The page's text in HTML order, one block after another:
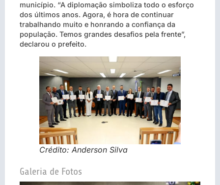
município. “A diplomação simboliza todo o esforço
dos últimos anos. Agora, é hora de continuar
trabalhando muito e honrando a confiança da
população. Temos grandes desafios pela frente”,
declarou o prefeito.
Crédito: Anderson Silva
Galeria de Fotos